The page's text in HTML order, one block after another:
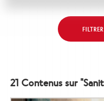
de
21 Contenus sur